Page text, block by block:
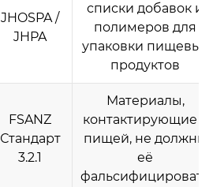
JHOSPA /
JHPA
списки добавок и
полимеров для
упаковки пищевых
продуктов
FSANZ
Стандарт
3.2.1
Материалы,
контактирующие с
пищей, не должны
её
фальсифицировать